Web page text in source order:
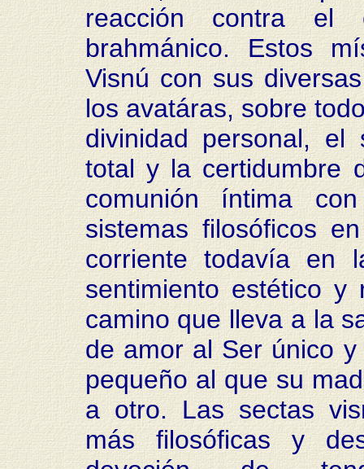
reacción contra el
brahmánico. Estos
Visnú con sus
los avatáras, sobre
divinidad personal, el
total y la certidumbre
comunión íntima
sistemas filosóficos
corriente todavía en
sentimiento estético y
camino que lleva a la
de amor al Ser único
pequeño al que su
a otro. Las sectas
más filosóficas y